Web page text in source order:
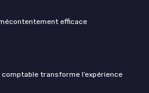
efficace
transforme l’expérience